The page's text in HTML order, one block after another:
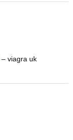
– viagra uk